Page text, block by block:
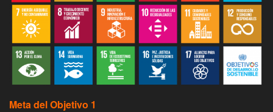
Meta del Objetivo 1